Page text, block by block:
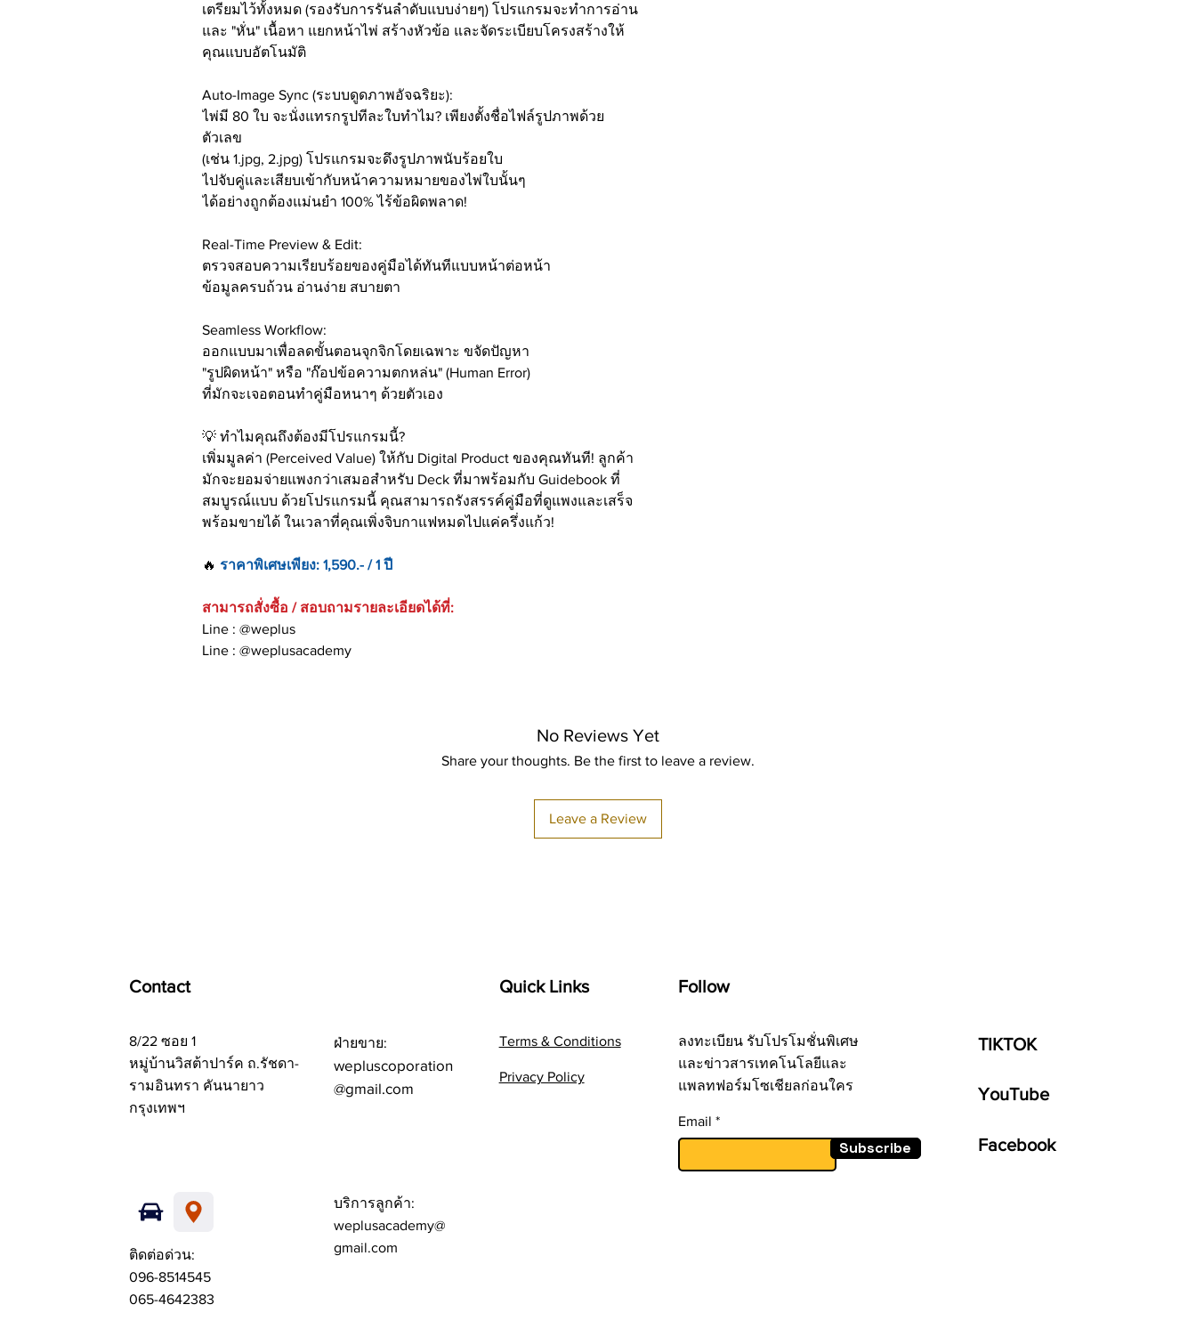
เตรียมไว้ทั้งหมด (รองรับการรันลำดับแบบง่ายๆ) โปรแกรมจะทำการอ่าน
และ "หั่น" เนื้อหา แยกหน้าไพ่ สร้างหัวข้อ และจัดระเบียบโครงสร้างให้
คุณแบบอัตโนมัติ
Auto-Image Sync (ระบบดูดภาพอัจฉริยะ):
ไพ่มี 80 ใบ จะนั่งแทรกรูปทีละใบทำไม? เพียงตั้งชื่อไฟล์รูปภาพด้วย
ตัวเลข
(เช่น 1.jpg, 2.jpg) โปรแกรมจะดึงรูปภาพนับร้อยใบ
ไปจับคู่และเสียบเข้ากับหน้าความหมายของไพ่ใบนั้นๆ
ได้อย่างถูกต้องแม่นยำ 100% ไร้ข้อผิดพลาด!
Real-Time Preview & Edit:
ตรวจสอบความเรียบร้อยของคู่มือได้ทันทีแบบหน้าต่อหน้า
ข้อมูลครบถ้วน อ่านง่าย สบายตา
Seamless Workflow:
ออกแบบมาเพื่อลดขั้นตอนจุกจิกโดยเฉพาะ ขจัดปัญหา
"รูปผิดหน้า" หรือ "ก๊อปข้อความตกหล่น" (Human Error)
ที่มักจะเจอตอนทำคู่มือหนาๆ ด้วยตัวเอง
💡 ทำไมคุณถึงต้องมีโปรแกรมนี้?
เพิ่มมูลค่า (Perceived Value) ให้กับ Digital Product ของคุณทันที! ลูกค้า
มักจะยอมจ่ายแพงกว่าเสมอสำหรับ Deck ที่มาพร้อมกับ Guidebook ที่
สมบูรณ์แบบ ด้วยโปรแกรมนี้ คุณสามารถรังสรรค์คู่มือที่ดูแพงและเสร็จ
พร้อมขายได้ ในเวลาที่คุณเพิ่งจิบกาแฟหมดไปแค่ครึ่งแก้ว!
🔥 ราคาพิเศษเพียง: 1,590.- / 1 ปี
สามารถสั่งซื้อ / สอบถามรายละเอียดได้ที่:
​Line : @weplus
​Line : @weplusacademy
No Reviews Yet
Share your thoughts. Be the first to leave a review.
Leave a Review
Contact
8/22 ซอย 1
หมู่บ้านวิสต้าปาร์ค ถ.รัชดา-
รามอินทรา คันนายาว
กรุงเทพฯ
ติดต่อด่วน:
096-8514545
065-4642383
ฝ่ายขาย:
wepluscoporation
@gmail.com
บริการลูกค้า:
weplusacademy@
gmail.com
Quick Links
Terms & Conditions
Privacy Policy
Follow
ลงทะเบียน รับโปรโมชั่นพิเศษ
และข่าวสารเทคโนโลยีและ
แพลทฟอร์มโซเชียลก่อนใคร
Email
Subscribe
TIKTOK
YouTube
Facebook